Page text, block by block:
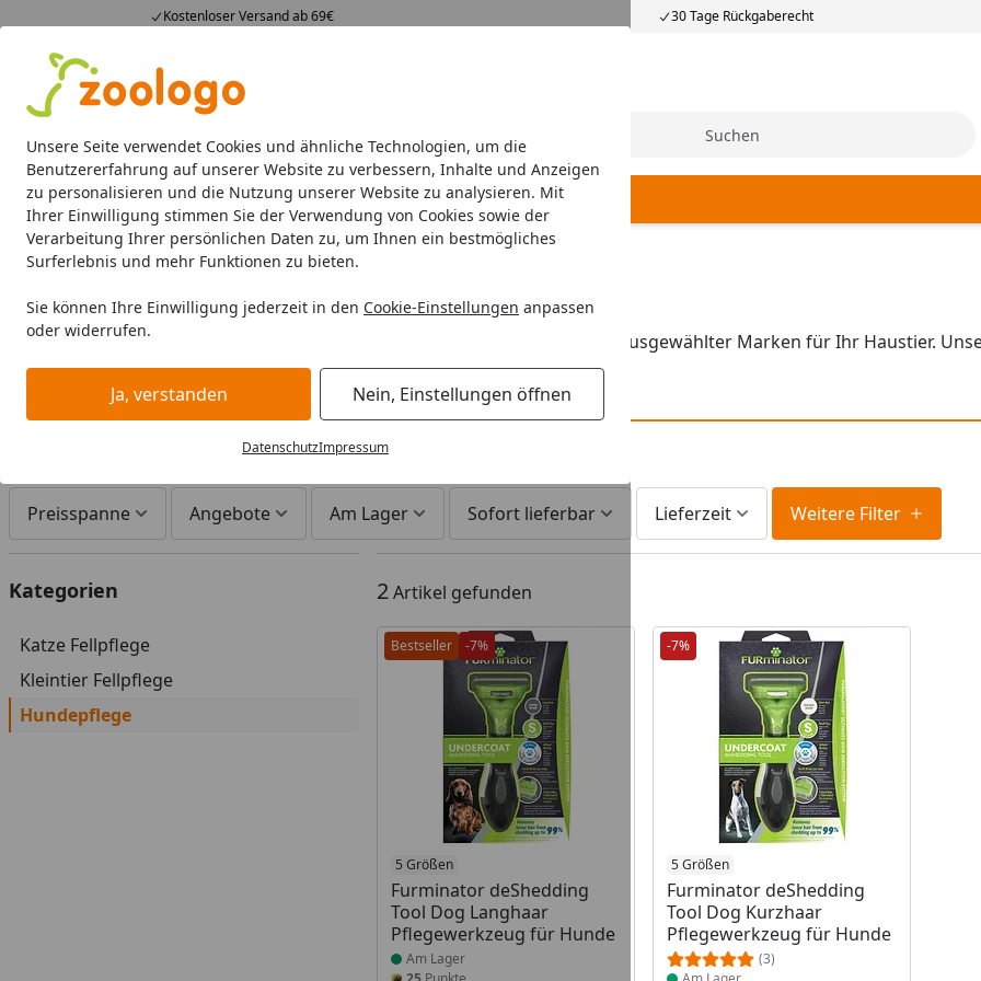
Unsere Seite verwendet Cookies und ähnliche Technologien, um die
Benutzererfahrung auf unserer Website zu verbessern, Inhalte und Anzeigen
zu personalisieren und die Nutzung unserer Website zu analysieren. Mit
Ihrer Einwilligung stimmen Sie der Verwendung von Cookies sowie der
Verarbeitung Ihrer persönlichen Daten zu, um Ihnen ein bestmögliches
Surferlebnis und mehr Funktionen zu bieten.
Sie können Ihre Einwilligung jederzeit in den Cookie-Einstellungen anpassen
oder widerrufen.
Ja, verstanden Nein, Einstellungen öffnen
DatenschutzImpressum
Kostenloser Versand ab 69€ 30 Tage Rückgaberecht
4,73
23.589 Bewertungen
Alle Produkte
Alle Produkte Angebote Neuheiten Sommerhits Suche
FURminator Katze Fellpflege Kleintier Fellpflege Hundepflege
Startseite
FURminator Hundepflege
FURminator Hundepflege
FURminator Hundepflege bei Zoologo und finden Sie passende Produkte ausgewählter Marken für Ihr Haustier.
unterschiedliche Bedürfnisse.
Ihre Artikelübersicht
Preisspanne Angebote Am Lager Sofort lieferbar Lieferzeit Weitere Filter
Kategorien
Katze Fellpflege
Kleintier Fellpflege
Hundepflege
2Artikel gefunden
Bestseller -7%
5 Größen
Furminator deShedding
Tool Dog Langhaar
Pflegewerkzeug für Hunde
Produkt am Lager
Am Lager
-7%
5 Größen
Furminator deShedding
Tool Dog Kurzhaar
Pflegewerkzeug für Hunde
(3)
Produkt am Lager